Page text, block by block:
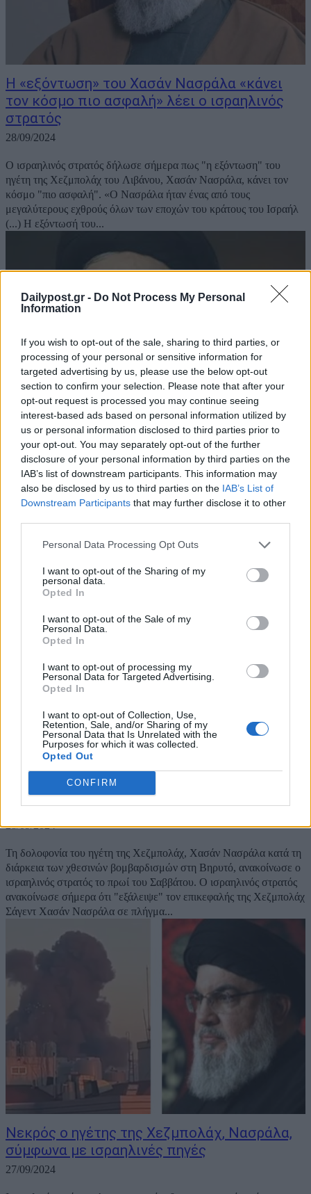
Dailypost.gr - Do Not Process My Personal
Information
If you wish to opt-out of the sale, sharing to third parties, or
processing of your personal or sensitive information for
targeted advertising by us, please use the below opt-out
section to confirm your selection. Please note that after your
opt-out request is processed you may continue seeing
interest-based ads based on personal information utilized by
us or personal information disclosed to third parties prior to
your opt-out. You may separately opt-out of the further
disclosure of your personal information by third parties on the
IAB’s list of downstream participants. This information may
also be disclosed by us to third parties on the IAB’s List of
Downstream Participants that may further disclose it to other
Personal Data Processing Opt Outs
I want to opt-out of the Sharing of my
personal data.
Opted In
I want to opt-out of the Sale of my
Personal Data.
Opted In
I want to opt-out of processing my
Personal Data for Targeted Advertising.
Opted In
I want to opt-out of Collection, Use,
Retention, Sale, and/or Sharing of my
Personal Data that Is Unrelated with the
Purposes for which it was collected.
Opted Out
CONFIRM
Η «εξόντωση» του Χασάν Νασράλα «κάνει
τον κόσμο πιο ασφαλή» λέει ο ισραηλινός
στρατός
28/09/2024
Ο ισραηλινός στρατός δήλωσε σήμερα πως "η εξόντωση" του
ηγέτη της Χεζμπολάχ του Λιβάνου, Χασάν Νασράλα, κάνει τον
κόσμο "πιο ασφαλή". «Ο Νασράλα ήταν ένας από τους
μεγαλύτερους εχθρούς όλων των εποχών του κράτους του Ισραήλ
(...) Η εξόντωσή του...
Χασάν Νασράλα: Ποιος ήταν ο πανίσχυρος
ηγέτης της Χεζμπολάχ
Ο πανίσχυρος ηγέτης της Χεζμπολάχ Χασάν Νασράλα, ζούσε στην
παρανομία εδώ και χρόνια, για να γλιτώσει από κάποιο ισραηλινό
πλήγμα. Σύμφωνα με τα ισραηλινά τηλεοπτικά κανάλια, ο
σημερινός βομβαρδισμός είχε ως στόχο τον ίδιο τον Νασράλα. Μια
πηγή προσκείμενη στη...
Νεκρός ο Χασάν Νασράλα – Η ανακοίνωση
του IDF
28/09/2024
Τη δολοφονία του ηγέτη της Χεζμπολάχ, Χασάν Νασράλα κατά τη
διάρκεια των χθεσινών βομβαρδισμών στη Βηρυτό, ανακοίνωσε ο
ισραηλινός στρατός το πρωί του Σαββάτου. Ο ισραηλινός στρατός
ανακοίνωσε σήμερα ότι "εξάλειψε" τον επικεφαλής της Χεζμπολάχ
Σάγεντ Χασάν Νασράλα σε πλήγμα...
Νεκρός ο ηγέτης της Χεζμπολάχ, Νασράλα,
σύμφωνα με ισραηλινές πηγές
27/09/2024